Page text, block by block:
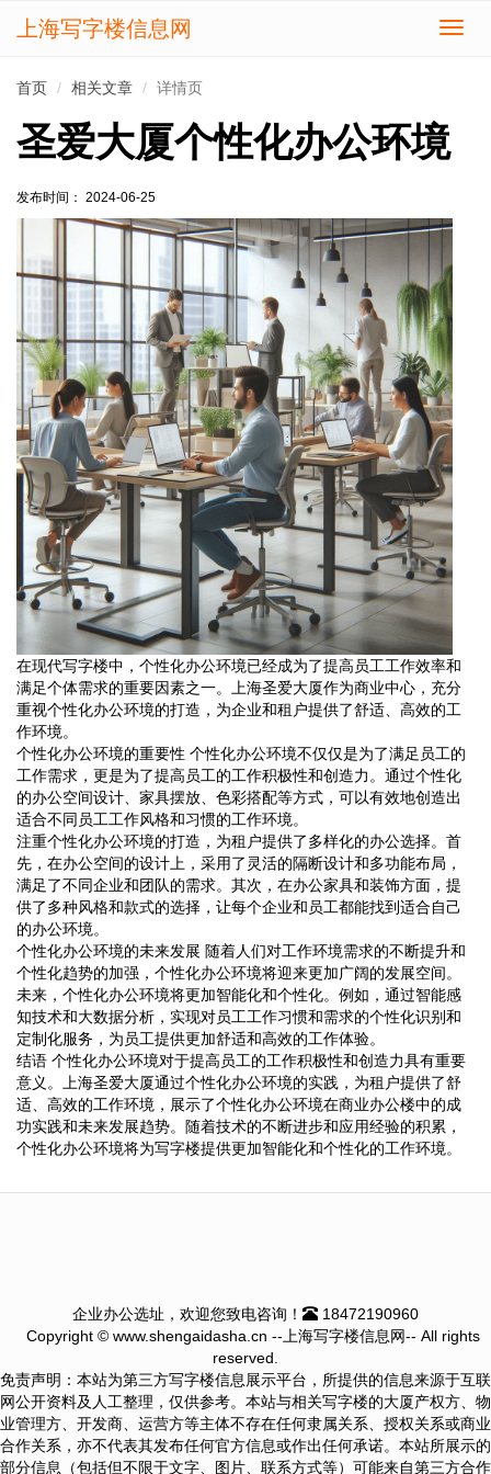
切
上海写字楼信息网
首页 相关文章 详情页
圣爱大厦个性化办公环境
发布时间： 2024-06-25
在现代写字楼中，个性化办公环境已经成为了提高员工工作效率和
满足个体需求的重要因素之一。上海圣爱大厦作为商业中心，充分
重视个性化办公环境的打造，为企业和租户提供了舒适、高效的工
作环境。
个性化办公环境的重要性 个性化办公环境不仅仅是为了满足员工的
工作需求，更是为了提高员工的工作积极性和创造力。通过个性化
的办公空间设计、家具摆放、色彩搭配等方式，可以有效地创造出
适合不同员工工作风格和习惯的工作环境。
注重个性化办公环境的打造，为租户提供了多样化的办公选择。首
先，在办公空间的设计上，采用了灵活的隔断设计和多功能布局，
满足了不同企业和团队的需求。其次，在办公家具和装饰方面，提
供了多种风格和款式的选择，让每个企业和员工都能找到适合自己
的办公环境。
个性化办公环境的未来发展 随着人们对工作环境需求的不断提升和
个性化趋势的加强，个性化办公环境将迎来更加广阔的发展空间。
未来，个性化办公环境将更加智能化和个性化。例如，通过智能感
知技术和大数据分析，实现对员工工作习惯和需求的个性化识别和
定制化服务，为员工提供更加舒适和高效的工作体验。
结语 个性化办公环境对于提高员工的工作积极性和创造力具有重要
意义。上海圣爱大厦通过个性化办公环境的实践，为租户提供了舒
适、高效的工作环境，展示了个性化办公环境在商业办公楼中的成
功实践和未来发展趋势。随着技术的不断进步和应用经验的积累，
个性化办公环境将为写字楼提供更加智能化和个性化的工作环境。
企业办公选址，欢迎您致电咨询！
18472190960
Copyright © www.shengaidasha.cn --上海写字楼信息网-- All rights
reserved.
免责声明：本站为第三方写字楼信息展示平台，所提供的信息来源于互联
网公开资料及人工整理，仅供参考。本站与相关写字楼的大厦产权方、物
业管理方、开发商、运营方等主体不存在任何隶属关系、授权关系或商业
合作关系，亦不代表其发布任何官方信息或作出任何承诺。本站所展示的
部分信息（包括但不限于文字、图片、联系方式等）可能来自第三方合作